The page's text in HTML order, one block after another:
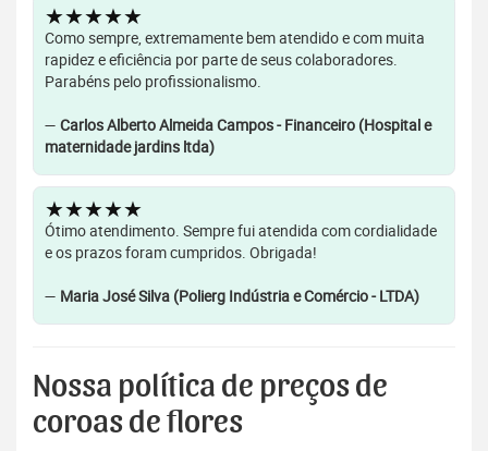
★★★★★
Como sempre, extremamente bem atendido e com muita
rapidez e eficiência por parte de seus colaboradores.
Parabéns pelo profissionalismo.
— Carlos Alberto Almeida Campos - Financeiro (Hospital e
maternidade jardins ltda)
★★★★★
Ótimo atendimento. Sempre fui atendida com cordialidade
e os prazos foram cumpridos. Obrigada!
— Maria José Silva (Polierg Indústria e Comércio - LTDA)
Nossa política de preços de
coroas de flores